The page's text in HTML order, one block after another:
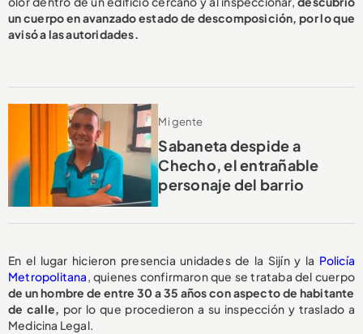
un cuerpo en avanzado estado de descomposición, por lo que
avisó a las autoridades.
Mi gente
Sabaneta despide a
Checho, el entrañable
personaje del barrio
En el lugar hicieron presencia unidades de la Sijín y la Policía
Metropolitana, quienes confirmaron que se trataba del cuerpo
de un hombre de entre 30 a 35 años con aspecto de habitante
de calle, por lo que procedieron a su inspección y traslado a
Medicina Legal.